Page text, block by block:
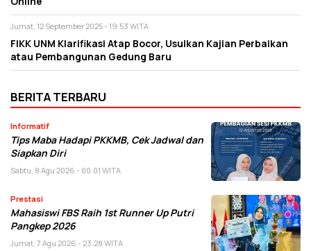
Jumat, 12 September 2025 - 19:53 WITA
FIKK UNM Klarifikasi Atap Bocor, Usulkan Kajian Perbaikan
atau Pembangunan Gedung Baru
BERITA TERBARU
Informatif
Tips Maba Hadapi PKKMB, Cek Jadwal dan
Siapkan Diri
Sabtu, 8 Agu 2026 - 00:01 WITA
Prestasi
Mahasiswi FBS Raih 1st Runner Up Putri
Pangkep 2026
Jumat, 7 Agu 2026 - 23:28 WITA